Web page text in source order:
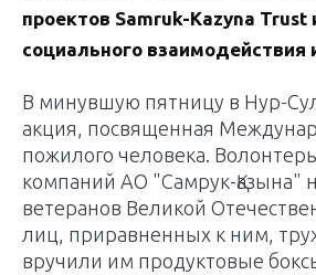
проектов Samruk-Kazyna Trust
социального взаимодействия
В минувшую пятницу в Нур-
акция, посвященная
пожилого человека.
компаний АО "Самрук-Қазына"
ветеранов Великой
лиц, приравненных к ним,
вручили им продуктовые